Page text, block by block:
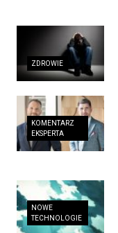
ZDROWIE
KOMENTARZ
EKSPERTA
NOWE
TECHNOLOGIE